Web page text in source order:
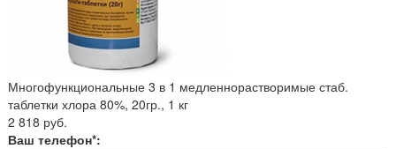
Многофункциональные 3 в 1 медленнорастворимые стаб.
таблетки хлора 80%, 20гр., 1 кг
2 818 руб.
Ваш телефон*: